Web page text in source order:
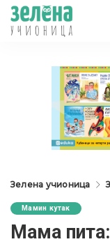
Зелена учионица
Мамин кутак
Мама